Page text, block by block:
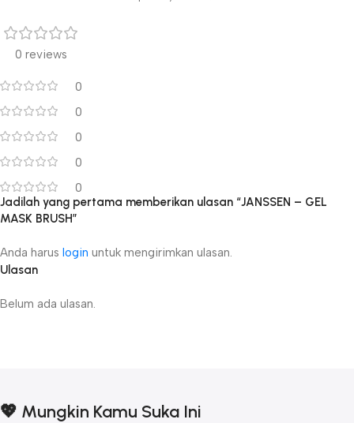
0 reviews
0
0
0
0
0
Ulasan
Belum ada ulasan.
Jadilah yang pertama memberikan ulasan “JANSSEN – GEL
MASK BRUSH”
Anda harus login untuk mengirimkan ulasan.
💖 Mungkin Kamu Suka Ini